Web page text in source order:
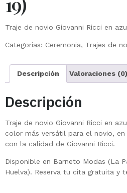
Traje de novio Giovanni Ricci en
Categorías: Ceremonia, Trajes de
Descripción Valoraciones (0)
Descripción
Traje de novio Giovanni Ricci en
color más versátil para el novio,
con la calidad de Giovanni Ricci.
Disponible en Barneto Modas (La
Huelva). Reserva tu cita gratuita y